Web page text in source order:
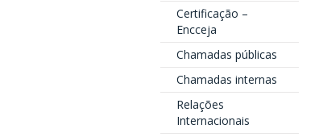
Certificação –
Encceja
Chamadas públicas
Chamadas internas
Relações
Internacionais